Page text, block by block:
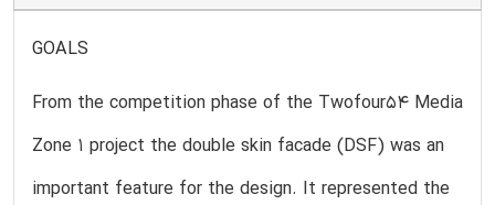
GOALS
From the competition phase of the Twofour54 Media
Zone 1 project the double skin facade (DSF) was an
important feature for the design. It represented the